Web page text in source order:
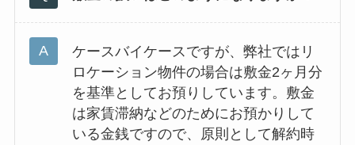
ケースバイケースですが、弊社ではリ
ロケーション物件の場合は敷金2ヶ月分
を基準としてお預りしています。敷金
は家賃滞納などのためにお預かりして
いる金銭ですので、原則として解約時